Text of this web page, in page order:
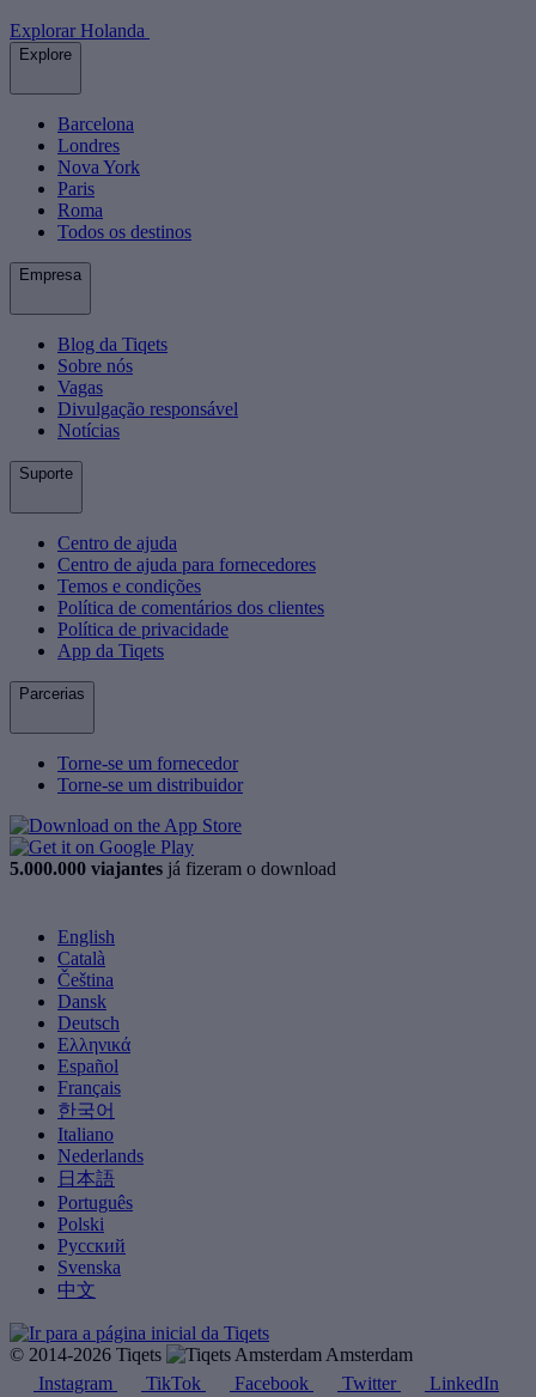
Explorar Holanda
Explore
Barcelona
Londres
Nova York
Paris
Roma
Todos os destinos
Empresa
Blog da Tiqets
Sobre nós
Vagas
Divulgação responsável
Notícias
Suporte
Centro de ajuda
Centro de ajuda para fornecedores
Temos e condições
Política de comentários dos clientes
Política de privacidade
App da Tiqets
Parcerias
Torne-se um fornecedor
Torne-se um distribuidor
5.000.000 viajantes já fizeram o download
English
Català
Čeština
Dansk
Deutsch
Ελληνικά
Español
Français
한국어
Italiano
Nederlands
日本語
Português
Polski
Русский
Svenska
中文
© 2014-2026 Tiqets
Amsterdam
Instagram
TikTok Facebook Twitter LinkedIn